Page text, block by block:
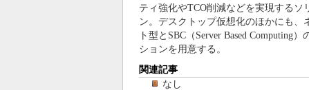
ティ強化やTCO削減などを実現するソ
ン。デスクトップ仮想化のほかにも、
ト型とSBC（Server Based Computing）
ションを用意する。
関連記事
なし